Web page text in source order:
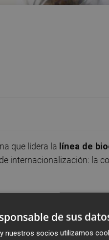
que lidera la línea de
internacionalización: la
y la tendencia de
en unpartner idealpara
el agricultor
de sus
nuestros socios utilizamos